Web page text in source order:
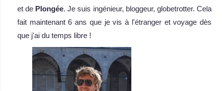
et de Plongée. Je suis ingénieur, bloggeur, globetrotter. Cela
fait maintenant 6 ans que je vis à l'étranger et voyage dès
que j'ai du temps libre !